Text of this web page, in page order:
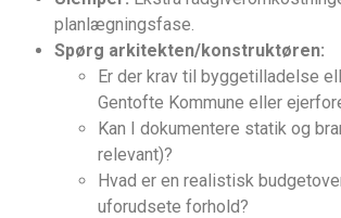
planlægningsfase.
Spørg arkitekten/konstruktøren:
Er der krav til byggetilladelse
Gentofte Kommune eller
Kan I dokumentere statik og
relevant)?
Hvad er en realistisk
uforudsete forhold?